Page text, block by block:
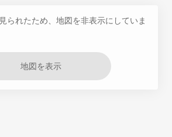
られたため、地図を非表示にしていま
地図を表示